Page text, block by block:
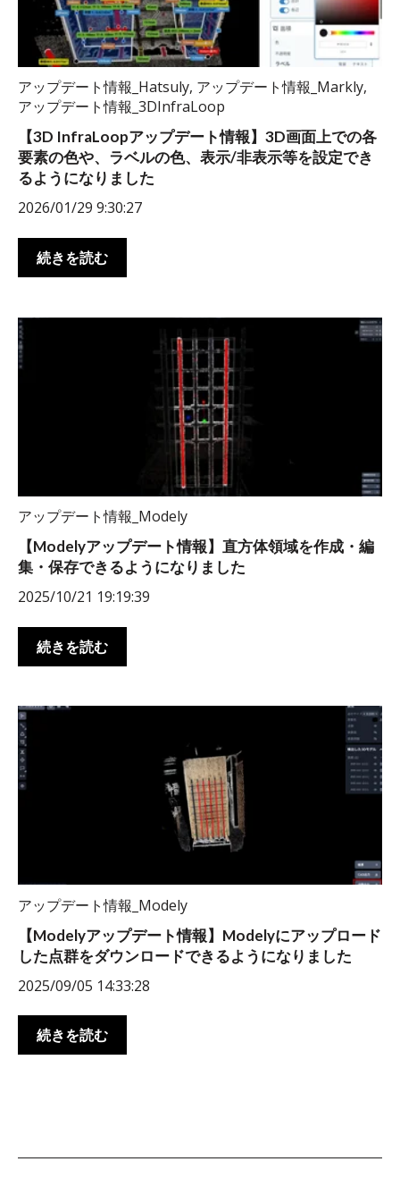
アップデート情報_Hatsuly, アップデート情報_Markly,
アップデート情報_3DInfraLoop
【3D InfraLoopアップデート情報】3D画面上での各
要素の色や、ラベルの色、表示/非表示等を設定でき
るようになりました
2026/01/29 9:30:27
続きを読む
アップデート情報_Modely
【Modelyアップデート情報】直方体領域を作成・編
集・保存できるようになりました
2025/10/21 19:19:39
続きを読む
アップデート情報_Modely
【Modelyアップデート情報】Modelyにアップロード
した点群をダウンロードできるようになりました
2025/09/05 14:33:28
続きを読む